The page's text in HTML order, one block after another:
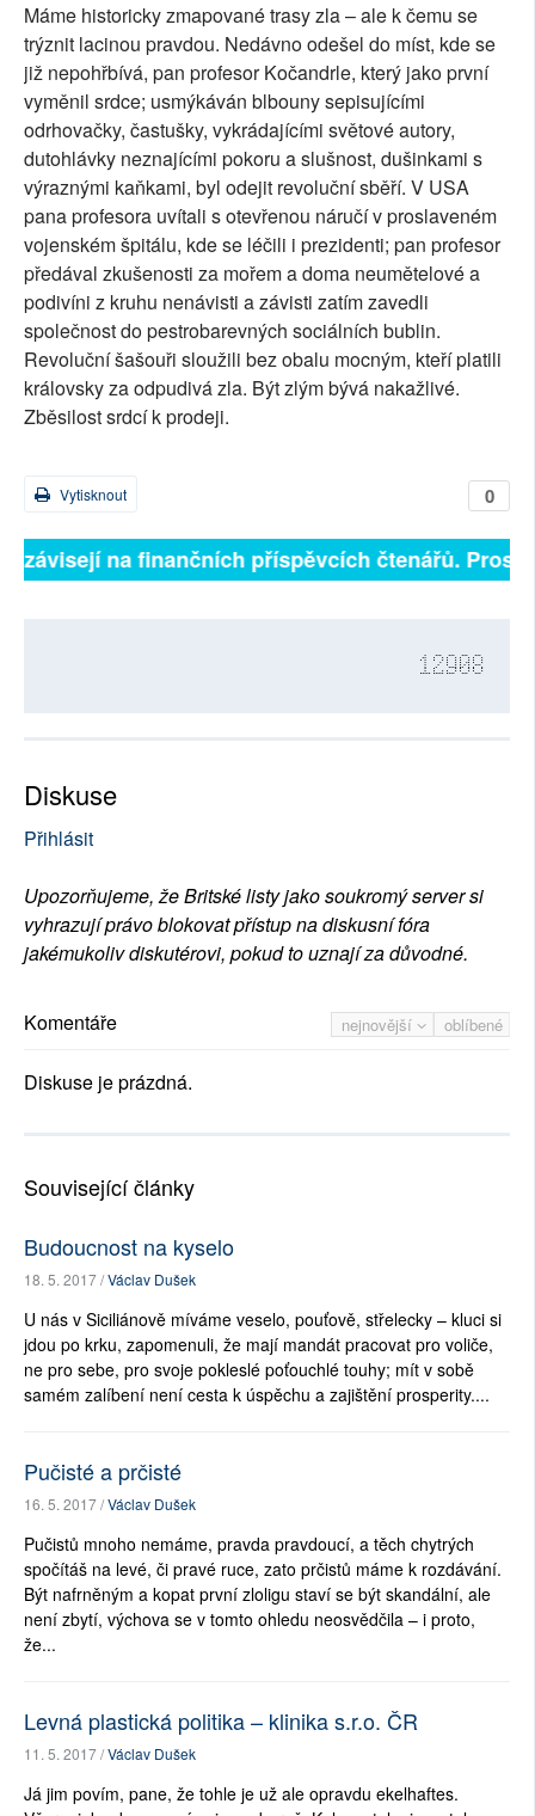
Máme historicky zmapované trasy zla – ale k čemu se
trýznit lacinou pravdou. Nedávno odešel do míst, kde se
již nepohřbívá, pan profesor Kočandrle, který jako první
vyměnil srdce; usmýkáván blbouny sepisujícími
odrhovačky, častušky, vykrádajícími světové autory,
dutohlávky neznajícími pokoru a slušnost, dušinkami s
výraznými kaňkami, byl odejit revoluční sběří. V USA
pana profesora uvítali s otevřenou náručí v proslaveném
vojenském špitálu, kde se léčili i prezidenti; pan profesor
předával zkušenosti za mořem a doma neumětelové a
podivíni z kruhu nenávisti a závisti zatím zavedli
společnost do pestrobarevných sociálních bublin.
Revoluční šašouři sloužili bez obalu mocným, kteří platili
královsky za odpudivá zla. Být zlým bývá nakažlivé.
Zběsilost srdcí k prodeji.
0
Vytisknout
na finančních příspěvcích čtenářů.
12908
Diskuse
Přihlásit
Upozorňujeme, že Britské listy jako soukromý server si
vyhrazují právo blokovat přístup na diskusní fóra
jakémukoliv diskutérovi, pokud to uznají za důvodné.
nejnovější oblíbené
Komentáře
Diskuse je prázdná.
Související články
Budoucnost na kyselo
18. 5. 2017 /Václav Dušek
U nás v Siciliánově míváme veselo, pouťově, střelecky – kluci si
jdou po krku, zapomenuli, že mají mandát pracovat pro voliče,
ne pro sebe, pro svoje pokleslé poťouchlé touhy; mít v sobě
samém zalíbení není cesta k úspěchu a zajištění prosperity....
Pučisté a prčisté
16. 5. 2017 /Václav Dušek
Pučistů mnoho nemáme, pravda pravdoucí, a těch chytrých
spočítáš na levé, či pravé ruce, zato prčistů máme k rozdávání.
Být nafrněným a kopat první zloligu staví se být skandální, ale
není zbytí, výchova se v tomto ohledu neosvědčila – i proto,
že...
Levná plastická politika – klinika s.r.o. ČR
11. 5. 2017 /Václav Dušek
Já jim povím, pane, že tohle je už ale opravdu ekelhaftes.